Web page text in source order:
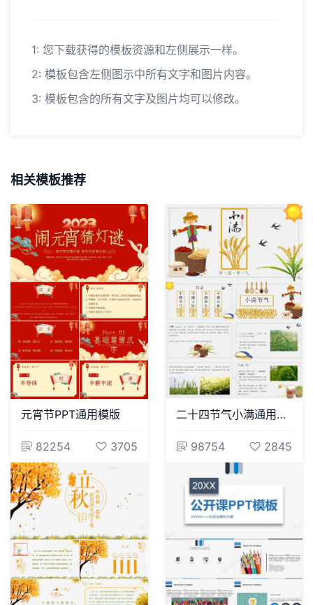
1: 您下载获得的模板资源和左侧展示一样。
2: 模板包含左侧图示中所有文字和图片内容。
3: 模板包含的所有文字及图片均可以修改。
相关模板推荐
元宵节PPT通用模版
82254 3705
二十四节气小满通用PPT模板(14)
98754 2845